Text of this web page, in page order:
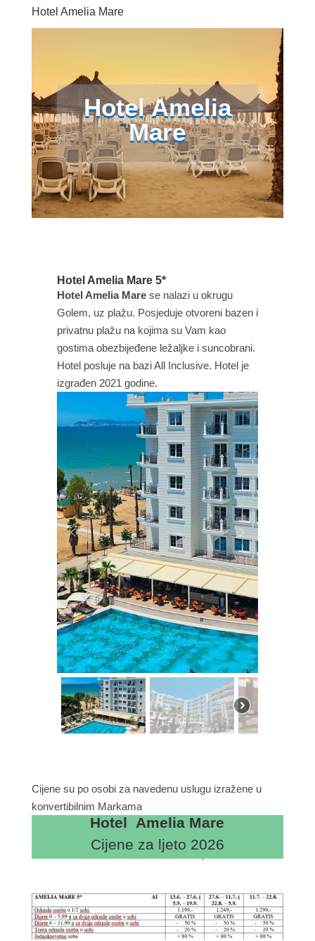
Hotel Amelia Mare
Hotel Amelia
Mare
Hotel Amelia Mare 5*
Hotel Amelia Mare se nalazi u okrugu
Golem, uz plažu. Posjeduje otvoreni bazen i
privatnu plažu na kojima su Vam kao
gostima obezbijeđene ležaljke i suncobrani.
Hotel posluje na bazi All Inclusive. Hotel je
izgrađen 2021 godine.
Cijene su po osobi za navedenu uslugu izražene u
konvertibilnim Markama
Hotel Amelia Mare
Cijene za ljeto 2026